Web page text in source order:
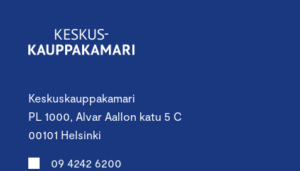
Keskuskauppakamari
PL 1000, Alvar Aallon katu 5 C
00101 Helsinki
09 4242 6200